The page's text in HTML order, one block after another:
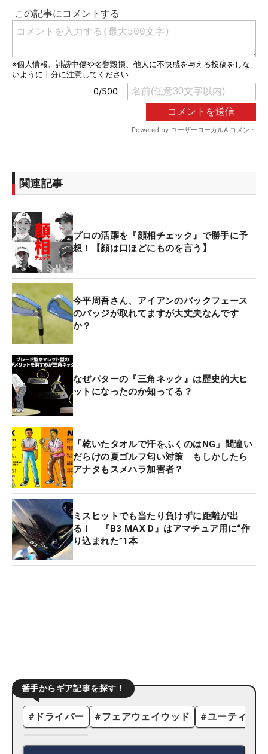
関連記事
プロの活躍を『顔相チェック』で勝手に予
想！【顔は口ほどにものを言う】
今平周吾さん、アイアンのバックフェース
のバッジが取れてますが大丈夫なんです
か？
なぜパターの『三角ネック』は歴史的大ヒ
ットになったのか知ってる？
「乾いたタオルで汗をふくのはNG」間違い
だらけの夏ゴルフ匂い対策 もしかしたら
アナタもスメハラ加害者？
ミスヒットでも当たり負けずに距離が出
る！ 『B3 MAX D』はアマチュア用に“作
り込まれた”1本
番手からギア記事を探す！
# ドライバー #フェアウェイウッド #ユーティリ